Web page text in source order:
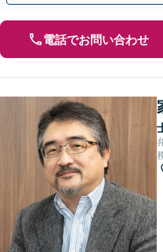
電話でお問い合わせ